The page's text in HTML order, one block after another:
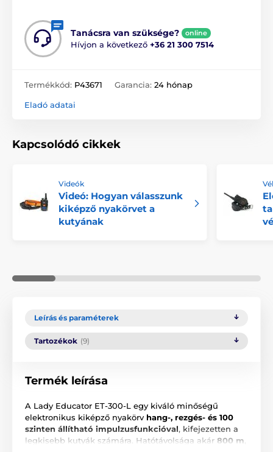
Tanácsra van szüksége? online
Hívjon a következő +36 21 300 7514
Termékkód: P43671 Garancia: 24 hónap
Eladó adatai
Kapcsolódó cikkek
Videók
Videó: Hogyan válasszunk
kiképző nyakörvet a
kutyának
Leírás és paraméterek
Tartozékok (9)
Termék leírása
A Lady Educator ET-300-L egy kiváló minőségű
elektronikus kiképző nyakörv hang-, rezgés- és 100
szinten állítható impulzusfunkcióval, kifejezetten a
legkisebb kutyák számára. Hatótávolsága akár 800 m